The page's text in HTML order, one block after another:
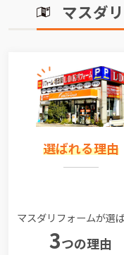
マスダ
選ばれる理由
マスダリフォームが選
3つの理由